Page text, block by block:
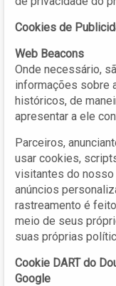
Cookies de
Web Beacons
Onde necessário,
informações sobre
históricos, de
apresentar a ele
Parceiros,
usar cookies,
visitantes do
anúncios
rastreamento é
meio de seus
suas próprias
Cookie DART do
Google